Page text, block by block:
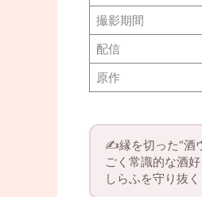
撮影期間
配信
原作
✍️縁を切った“酒
ごく常識的な酒
しらふを守り抜く